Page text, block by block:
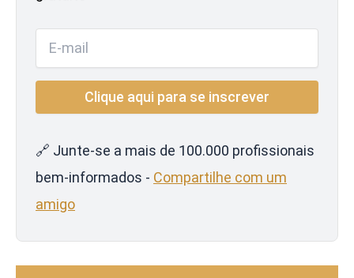
🔗 Junte-se a mais de 100.000 profissionais
bem-informados - Compartilhe com um
amigo